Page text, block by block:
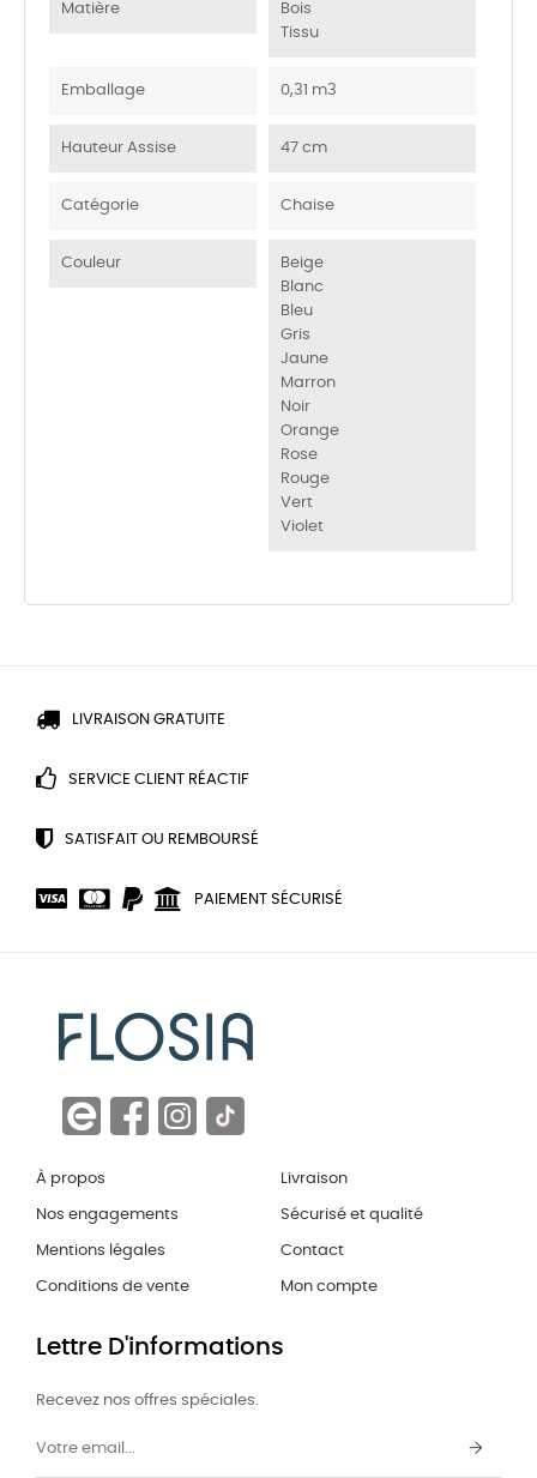
Matière
Bois
Tissu
Emballage 0,31 m3
Hauteur Assise 47 cm
Catégorie Chaise
Couleur
Beige
Blanc
Bleu
Gris
Jaune
Marron
Noir
Orange
Rose
Rouge
Vert
Violet
LIVRAISON GRATUITE
SERVICE CLIENT RÉACTIF
SATISFAIT OU REMBOURSÉ
PAIEMENT SÉCURISÉ
À propos
Nos engagements
Mentions légales
Conditions de vente
Livraison
Sécurisé et qualité
Contact
Mon compte
Lettre D'informations
Recevez nos offres spéciales.